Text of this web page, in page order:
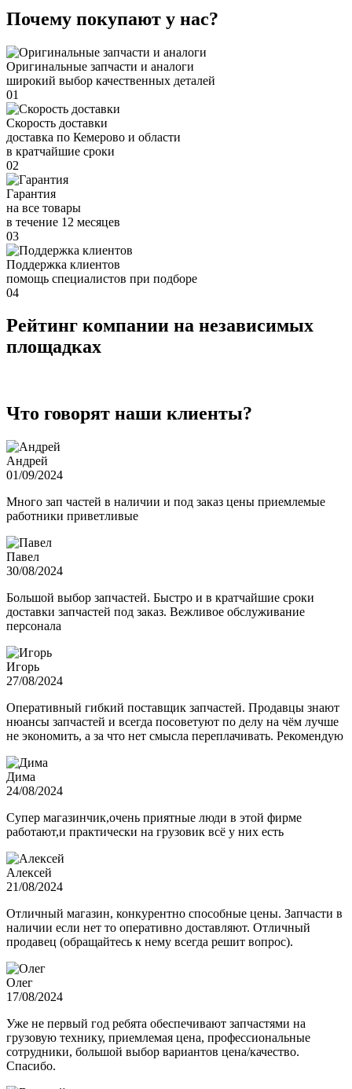
Почему покупают у нас?
Оригинальные запчасти и аналоги
широкий выбор качественных деталей
01
Скорость доставки
доставка по Кемерово и области
в кратчайшие сроки
02
Гарантия
на все товары
в течение 12 месяцев
03
Поддержка клиентов
помощь специалистов при подборе
04
Рейтинг компании на независимых
площадках
Что говорят наши клиенты?
Андрей
01/09/2024
Много зап частей в наличии и под заказ цены приемлемые
работники приветливые
Павел
30/08/2024
Большой выбор запчастей. Быстро и в кратчайшие сроки
доставки запчастей под заказ. Вежливое обслуживание
персонала
Игорь
27/08/2024
Оперативный гибкий поставщик запчастей. Продавцы знают
нюансы запчастей и всегда посоветуют по делу на чём лучше
не экономить, а за что нет смысла переплачивать. Рекомендую
Дима
24/08/2024
Супер магазинчик,очень приятные люди в этой фирме
работают,и практически на грузовик всё у них есть
Алексей
21/08/2024
Отличный магазин, конкурентно способные цены. Запчасти в
наличии если нет то оперативно доставляют. Отличный
продавец (обращайтесь к нему всегда решит вопрос).
Олег
17/08/2024
Уже не первый год ребята обеспечивают запчастями на
грузовую технику, приемлемая цена, профессиональные
сотрудники, большой выбор вариантов цена/качество.
Спасибо.